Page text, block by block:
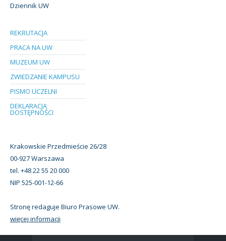
Dziennik UW
REKRUTACJA
PRACA NA UW
MUZEUM UW
ZWIEDZANIE KAMPUSU
PISMO UCZELNI
DEKLARACJA
DOSTĘPNOŚCI
Krakowskie Przedmieście 26/28
00-927 Warszawa
tel. +48 22 55 20 000
NIP 525-001-12-66
Stronę redaguje Biuro Prasowe UW.
więcej informacji